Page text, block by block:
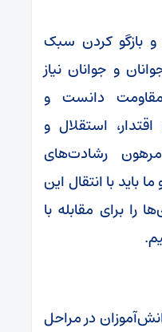
بازگو کردن سبک
و جوانان نیاز
دانست و
استقلال و
رشادت‌های
باید با انتقال این
را برای مقابله با
در مراحل